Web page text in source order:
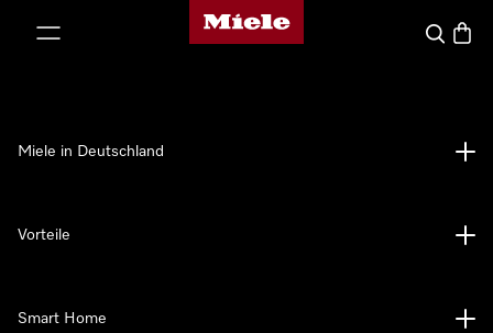
Miele-Homepage
Suche
Miele in Deutschland
Vorteile
Smart Home